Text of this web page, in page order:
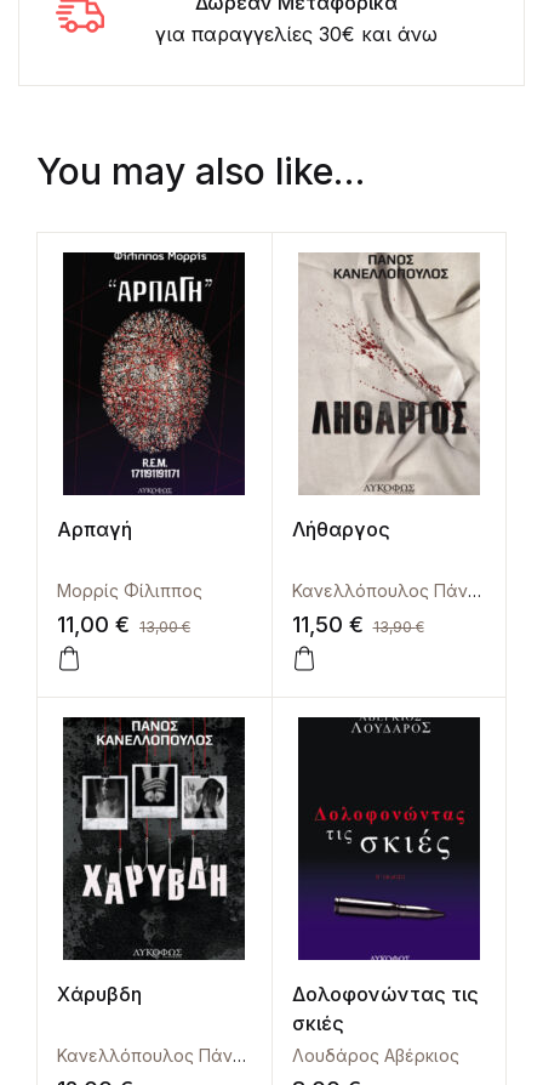
για παραγγελίες 30€ και άνω
You may also like…
Αρπαγή
Μορρίς Φίλιππος
11,00 € 13,00€
Λήθαργος
Κανελλόπουλος Πάνος
11,50 € 13,90€
Χάρυβδη
Κανελλόπουλος Πάνος
Δολοφονώντας τις
σκιές
Λουδάρος Αβέρκιος